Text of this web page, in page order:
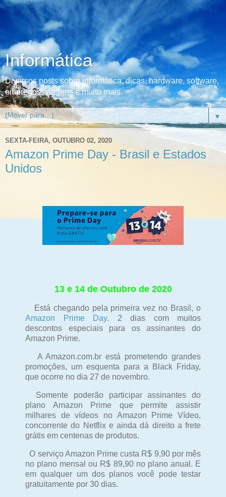
Informática
Diversos posts sobre informática, dicas, hardware, software,
empregos, viagens e muito mais.
▼
SEXTA-FEIRA, OUTUBRO 02, 2020
Amazon Prime Day - Brasil e Estados
Unidos
13 e 14 de Outubro de 2020
Está chegando pela primeira vez no Brasil, o
Amazon Prime Day. 2 dias com muitos
descontos especiais para os assinantes do
Amazon Prime.
A Amazon.com.br está prometendo grandes
promoções, um esquenta para a Black Friday,
que ocorre no dia 27 de novembro.
Somente poderão participar assinantes do
plano Amazon Prime que permite assistir
milhares de vídeos no Amazon Prime Vídeo,
concorrente do Netflix e ainda dá direito a frete
grátis em centenas de produtos.
O serviço Amazon Prime custa R$ 9,90 por mês
no plano mensal ou R$ 89,90 no plano anual. E
em qualquer um dos planos você pode testar
gratuitamente por 30 dias.